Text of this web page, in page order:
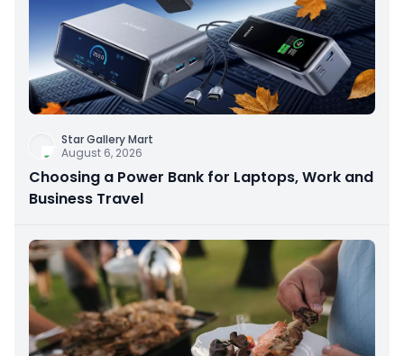
Star Gallery Mart
August 6, 2026
Choosing a Power Bank for Laptops, Work and
Business Travel